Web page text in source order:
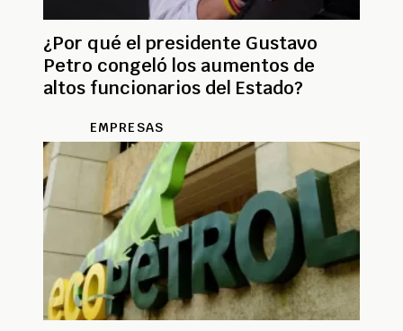
¿Por qué el presidente Gustavo
Petro congeló los aumentos de
altos funcionarios del Estado?
EMPRESAS